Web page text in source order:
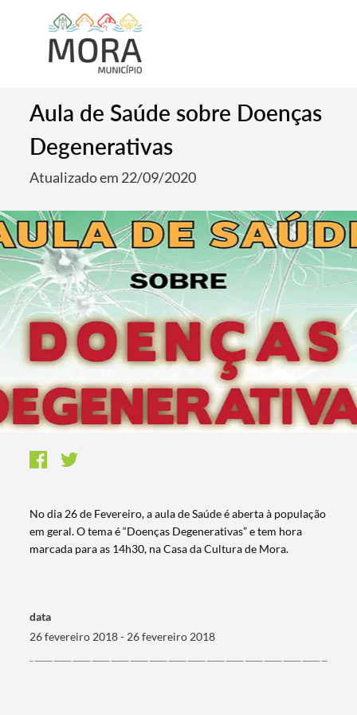
Aula de Saúde sobre Doenças
Degenerativas
Atualizado em 22/09/2020
No dia 26 de Fevereiro, a aula de Saúde é aberta à população
em geral. O tema é “Doenças Degenerativas” e tem hora
marcada para as 14h30, na Casa da Cultura de Mora.
data
26 fevereiro 2018 - 26 fevereiro 2018